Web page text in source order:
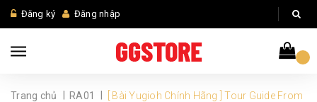
Đăng ký Đăng nhập
Trang chủ RA01
[ Bài Yugioh Chính Hãng ] Tour Guide From